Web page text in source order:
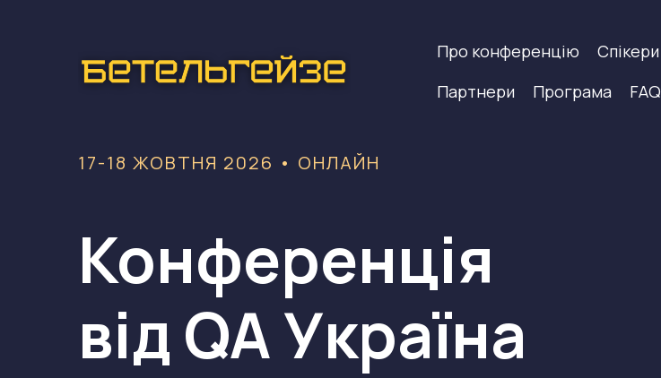
Про конференцію Спікери
Партнери
Програма FAQ
17-18 ЖОВТНЯ 2026 •‎ ОНЛАЙН
Конференція
відQA Україна